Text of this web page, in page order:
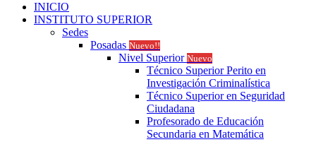
INICIO
INSTITUTO SUPERIOR
Sedes
Posadas Nuevo!!
Nivel Superior Nuevo
Técnico Superior Perito en
Investigación Criminalística
Técnico Superior en Seguridad
Ciudadana
Profesorado de Educación
Secundaria en Matemática